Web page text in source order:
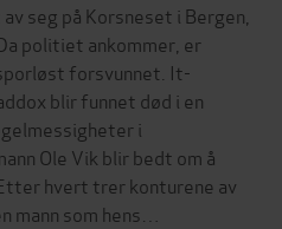
seg på Korsneset i Bergen,
politiet ankommer, er
forsvunnet. It-
blir funnet død i en
i
Ole Vik blir bedt om å
hvert trer konturene av
mann som hens…